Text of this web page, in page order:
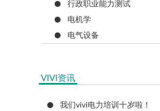
行政职业能力测试
电机学
电气设备
VIVI资讯
我们vivi电力培训十岁啦！